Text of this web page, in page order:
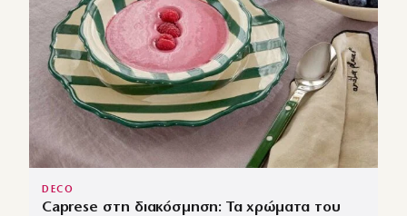
DECO
Caprese στη διακόσμηση: Τα χρώματα του